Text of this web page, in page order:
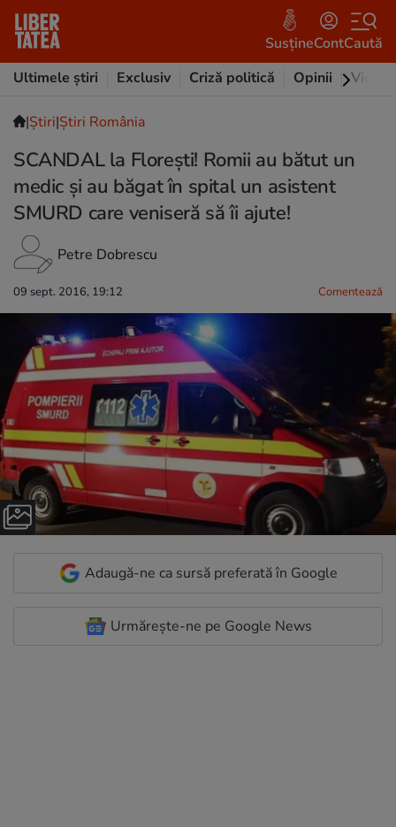
SusțineContCaută
Ultimele știri
Exclusiv Criză politică Opinii Video
|Ştiri|Știri România
SCANDAL la Floreşti! Romii au bătut un
medic şi au băgat în spital un asistent
SMURD care veniseră să îi ajute!
Petre Dobrescu
09 sept. 2016, 19:12 Comentează
Adaugă-ne ca sursă preferată în Google
Urmărește-ne pe Google News